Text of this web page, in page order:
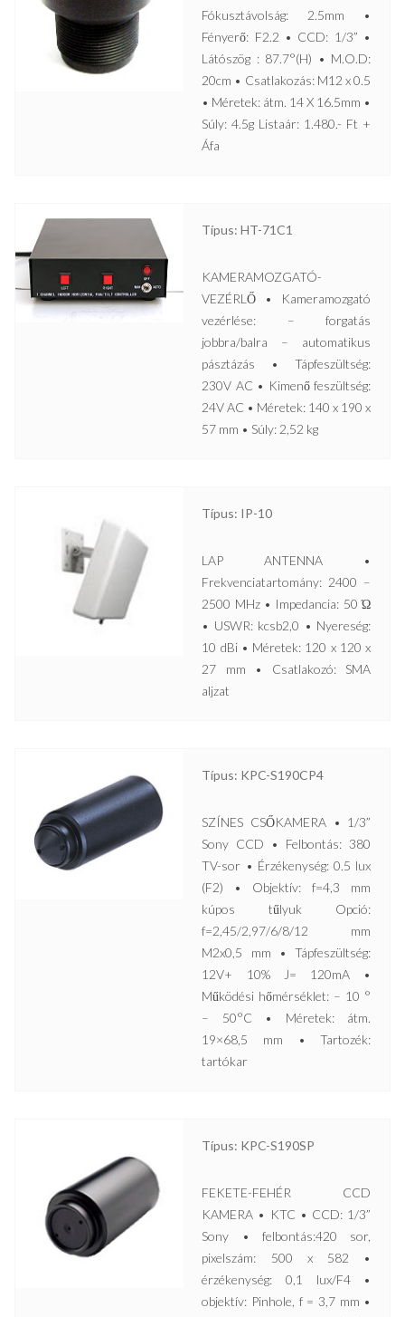
Fókusztávolság: 2.5mm •
Fényerő: F2.2 • CCD: 1/3” •
Látószög : 87.7°(H) • M.O.D:
20cm • Csatlakozás: M12 x 0.5
• Méretek: átm. 14 X 16.5mm •
Súly: 4.5g Listaár: 1.480.- Ft +
Áfa
Típus: HT-71C1
KAMERAMOZGATÓ-
VEZÉRLŐ • Kameramozgató
vezérlése: – forgatás
jobbra/balra – automatikus
pásztázás • Tápfeszültség:
230V AC • Kimenő feszültség:
24V AC • Méretek: 140 x 190 x
57 mm • Súly: 2,52 kg
Típus: IP-10
LAP ANTENNA •
Frekvenciatartomány: 2400 –
2500 MHz • Impedancia: 50 Ώ
• USWR: kcsb2,0 • Nyereség:
10 dBi • Méretek: 120 x 120 x
27 mm • Csatlakozó: SMA
aljzat
Típus: KPC-S190CP4
SZÍNES CSŐKAMERA • 1/3”
Sony CCD • Felbontás: 380
TV-sor • Érzékenység: 0.5 lux
(F2) • Objektív: f=4,3 mm
kúpos tűlyuk Opció:
f=2,45/2,97/6/8/12 mm
M2x0,5 mm • Tápfeszültség:
12V+ 10% J= 120mA •
Működési hőmérséklet: – 10 °
– 50°C • Méretek: átm.
19×68,5 mm • Tartozék:
tartókar
Típus: KPC-S190SP
FEKETE-FEHÉR CCD
KAMERA • KTC • CCD: 1/3”
Sony • felbontás:420 sor,
pixelszám: 500 x 582 •
érzékenység: 0,1 lux/F4 •
objektív: Pinhole, f = 3,7 mm •